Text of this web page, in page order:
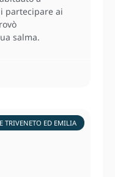
partecipare ai
salma.
TRIVENETO ED EMILIA